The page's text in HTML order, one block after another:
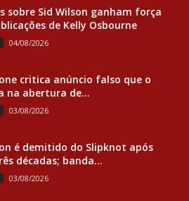
sobre Sid Wilson ganham força
de Kelly Osbourne
04/08/2026
critica anúncio falso que o
na abertura de...
03/08/2026
é demitido do Slipknot após
décadas; banda...
03/08/2026